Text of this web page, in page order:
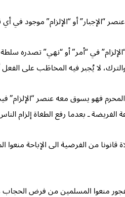
“الإجبار” أو “الإلزام” موجود في
في “أمر” أو “نهي” تصدره سلطة
لا يُجبر فيه المخاطَب على
فهو يسوق معه عنصر “الإلزام”
الفريضة ـ بعدما رفع الطغاة إلزام
قانونا من الفرضية الى الإباحة
منعوا المسلمين من فرض